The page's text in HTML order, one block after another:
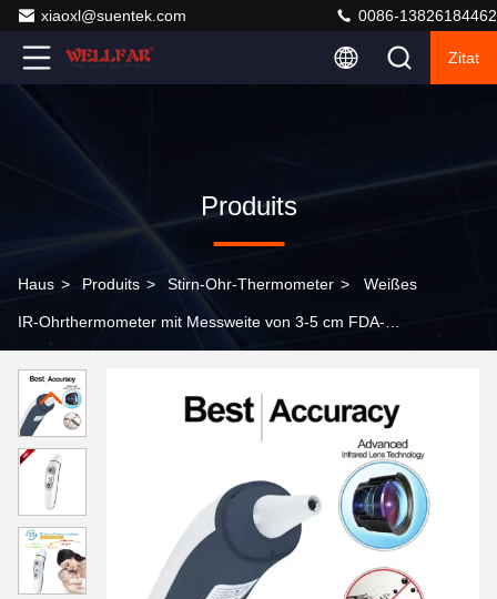
xiaoxl@suentek.com 0086-13826184462
Zitat
Produits
Haus > Produits > Stirn-Ohr-Thermometer > Weißes
IR-Ohrthermometer mit Messweite von 3-5 cm FDA-